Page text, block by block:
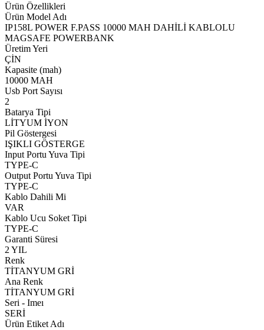
Ürün Özellikleri
Ürün Model Adı
IP158L POWER F.PASS 10000 MAH DAHİLİ KABLOLU
MAGSAFE POWERBANK
Üretim Yeri
ÇİN
Kapasite (mah)
10000 MAH
Usb Port Sayısı
2
Batarya Tipi
LİTYUM İYON
Pil Göstergesi
IŞIKLI GÖSTERGE
Input Portu Yuva Tipi
TYPE-C
Output Portu Yuva Tipi
TYPE-C
Kablo Dahili Mi
VAR
Kablo Ucu Soket Tipi
TYPE-C
Garanti Süresi
2 YIL
Renk
TİTANYUM GRİ
Ana Renk
TİTANYUM GRİ
Seri - Imeı
SERİ
Ürün Etiket Adı